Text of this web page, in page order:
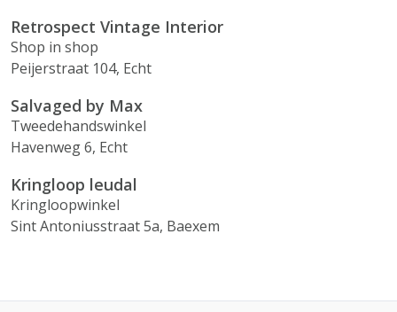
Retrospect Vintage Interior
Shop in shop
Peijerstraat 104, Echt
Salvaged by Max
Tweedehandswinkel
Havenweg 6, Echt
Kringloop leudal
Kringloopwinkel
Sint Antoniusstraat 5a, Baexem